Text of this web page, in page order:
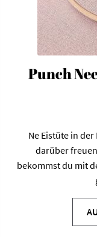
Punch
Ne Eistüte in
darüber
bekommst du mit